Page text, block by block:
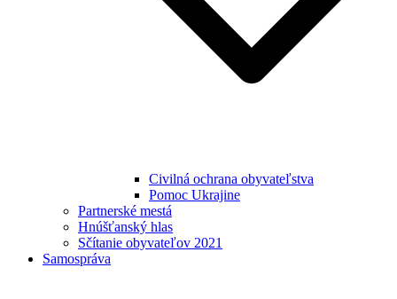
Civilná ochrana obyvateľstva
Pomoc Ukrajine
Partnerské mestá
Hnúšťanský hlas
Sčítanie obyvateľov 2021
Samospráva